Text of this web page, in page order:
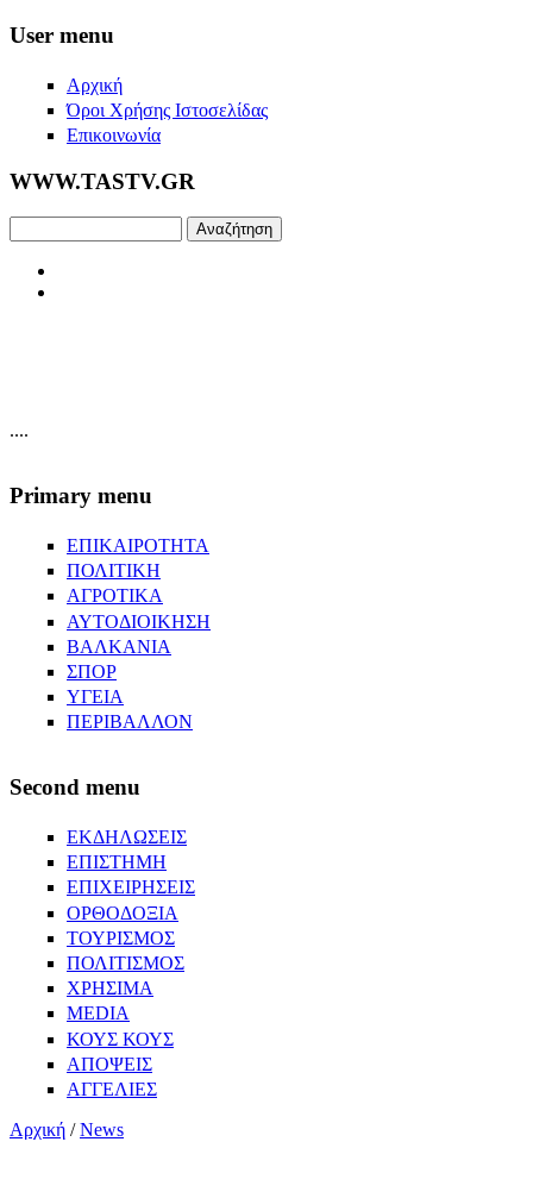
Skip to main content
User menu
Αρχική
Όροι Χρήσης Ιστοσελίδας
Επικοινωνία
WWW.TASTV.GR
....
Primary menu
ΕΠΙΚΑΙΡΟΤΗΤΑ
ΠΟΛΙΤΙΚΗ
ΑΓΡΟΤΙΚΑ
ΑΥΤΟΔΙΟΙΚΗΣΗ
ΒΑΛΚΑΝΙΑ
ΣΠΟΡ
ΥΓΕΙΑ
ΠΕΡΙΒΑΛΛΟΝ
Second menu
ΕΚΔΗΛΩΣΕΙΣ
ΕΠΙΣΤΗΜΗ
ΕΠΙΧΕΙΡΗΣΕΙΣ
ΟΡΘΟΔΟΞΙΑ
ΤΟΥΡΙΣΜΟΣ
ΠΟΛΙΤΙΣΜΟΣ
ΧΡΗΣΙΜΑ
MEDIA
ΚΟΥΣ ΚΟΥΣ
ΑΠΟΨΕΙΣ
ΑΓΓΕΛΙΕΣ
Αρχική /News